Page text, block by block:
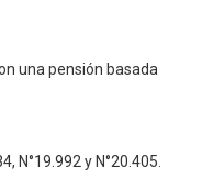
una pensión basada
N°19.992 y N°20.405.